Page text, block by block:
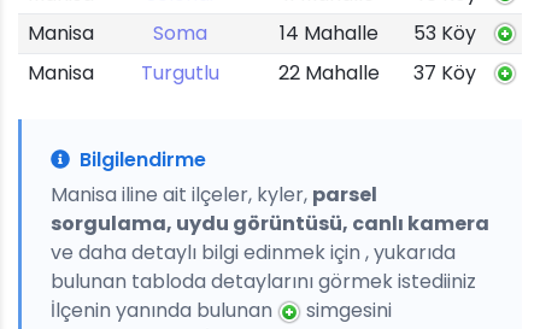
Manisa
Soma 14 Mahalle
53 Köy
Manisa
Turgutlu 22 Mahalle 37 Köy
Bilgilendirme
Manisa iline ait ilçeler, kyler, parsel
sorgulama, uydu görüntüsü, canlı kamera
ve daha detaylı bilgi edinmek için , yukarıda
bulunan tabloda detaylarını görmek istediiniz
İlçenin yanında bulunan
simgesini